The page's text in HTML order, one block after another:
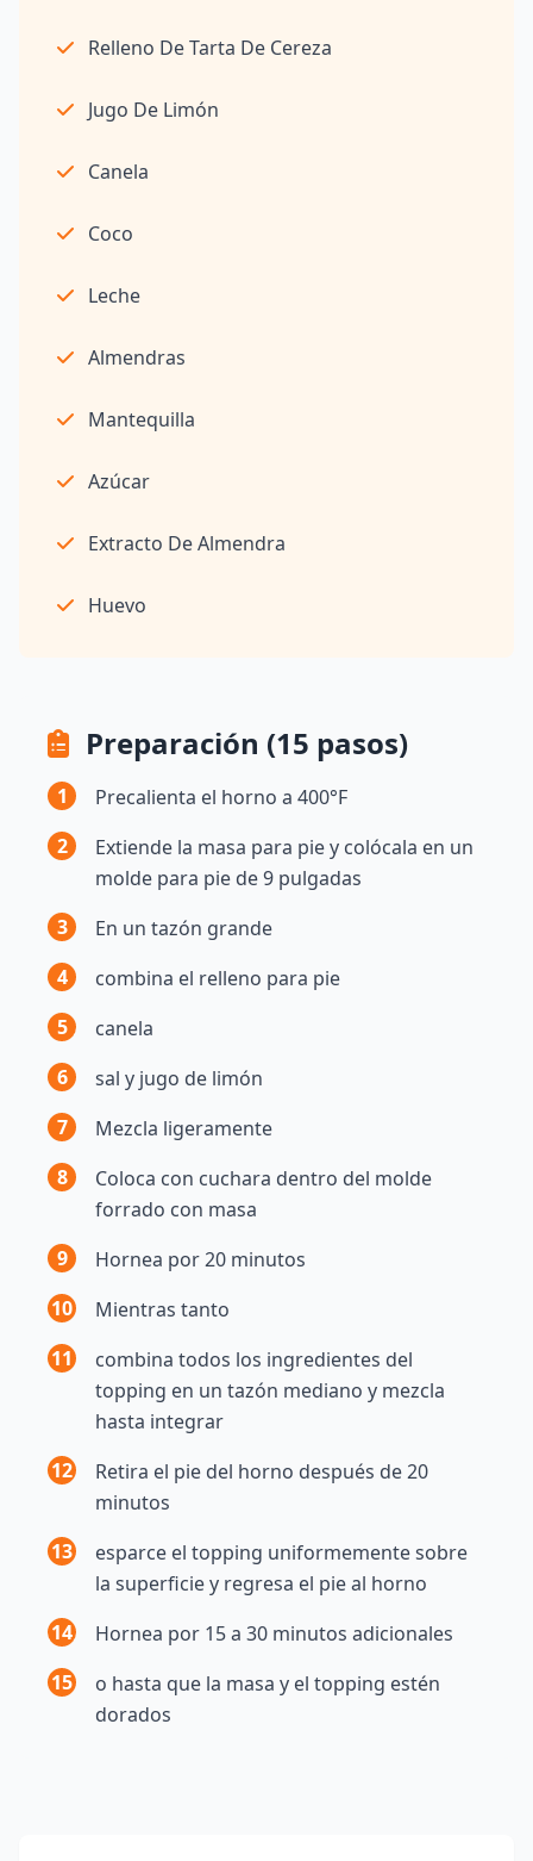
Relleno De Tarta De Cereza
Jugo De Limón
Canela
Coco
Leche
Almendras
Mantequilla
Azúcar
Extracto De Almendra
Huevo
Preparación (15 pasos)
1
Precalienta el horno a 400°F
2
Extiende la masa para pie y colócala en un
molde para pie de 9 pulgadas
3
En un tazón grande
4
combina el relleno para pie
5
canela
6
sal y jugo de limón
7
Mezcla ligeramente
8
Coloca con cuchara dentro del molde
forrado con masa
9
Hornea por 20 minutos
10
Mientras tanto
11
combina todos los ingredientes del
topping en un tazón mediano y mezcla
hasta integrar
12
Retira el pie del horno después de 20
minutos
13
esparce el topping uniformemente sobre
la superficie y regresa el pie al horno
14
Hornea por 15 a 30 minutos adicionales
15
o hasta que la masa y el topping estén
dorados